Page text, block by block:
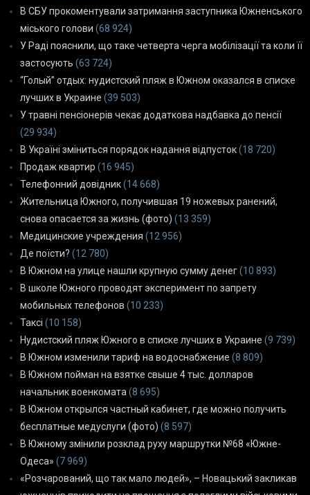
В СБУ прокоментували затримання заступника Южненського
міського голови (68 924)
У Раді пояснили, що таке четверта черга мобілізації та коли її
застосують (63 724)
“Голый” отдых: нудистский пляж в Южном оказался в списке
лучших в Украине (39 503)
У травні пенсіонерів чекає додаткова надбавка до пенсії
(29 934)
В Україні зміниться порядок надання відпусток(18 720)
Продаж квартир (16 945)
Телефонний довідник(14 668)
Жительница Южного, получившая 19 ножевых ранений,
снова опасается за жизнь (фото) (13 359)
Медицинские учреждения (12 956)
Де поїсти? (12 780)
В Южном на улице нашли крупную сумму денег(10 893)
В школе Южного проводят эксперимент по запрету
мобильных телефонов (10 233)
Таксі (10 158)
Нудистский пляж Южного в списке лучших в Украине (9 739)
В Южном изменили тариф на водоснабжение (8 809)
В Южном пойман на взятке свыше 4 тыс. долларов
начальник военкомата (8 695)
В Южном открылся частный кабинет, где можно получить
бесплатные медуслуги (фото) (8 597)
В Южному змінили розклад руху маршрутки №68 «Южне-
Одеса» (7 969)
«Розчарований, що так мало людей», – Новацький закликав